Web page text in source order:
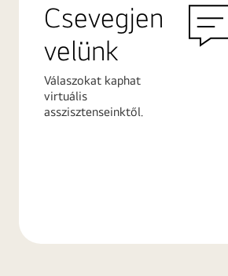
Csevegjen
velünk
Válaszokat kaphat
virtuális
asszisztenseinktől.